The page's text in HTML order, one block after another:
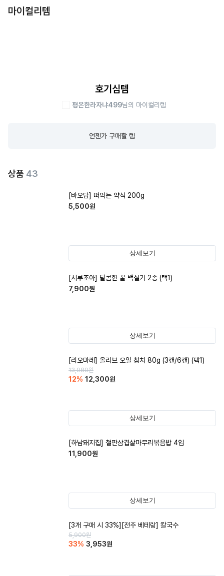
마이컬리템
호기심템
평온한라자냐499님의 마이컬리템
언젠가 구매할 템
상품 43
[바오담] 떠먹는 약식 200g
5,500원
상세보기
[시루조아] 달콤한 꿀 백설기 2종 (택1)
7,900원
상세보기
[리오마레] 올리브 오일 참치 80g (3캔/6캔) (택1)
13,980원
12% 12,300원
상세보기
[하남돼지집] 철판삼겹살마무리볶음밥 4입
11,900원
상세보기
[3개 구매 시 33%][전주 베테랑] 칼국수
5,900원
33% 3,953원